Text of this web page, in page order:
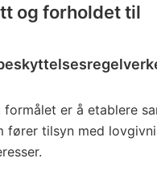
og forholdet til
er å etablere
fører tilsyn med